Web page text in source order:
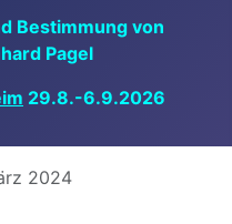
Bestimmung von
Pagel
29.8.-6.9.2026
2024